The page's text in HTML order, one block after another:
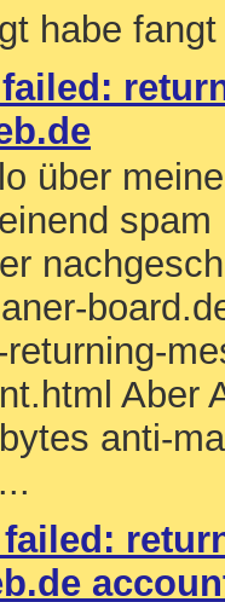
habe
über
Aber
anti-